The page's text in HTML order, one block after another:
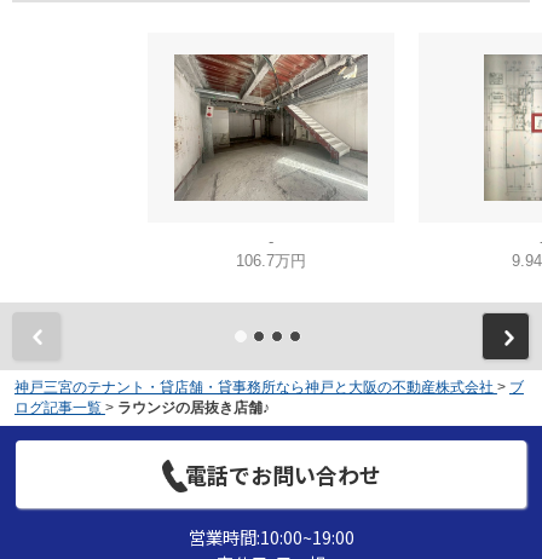
-
106.7万円
神戸三宮のテナント・貸店舗・貸事務所なら神戸と大阪の不動産株式会社 > ブ
ログ記事一覧 > ラウンジの居抜き店舗♪
電話でお問い合わせ
営業時間:10:00~19:00